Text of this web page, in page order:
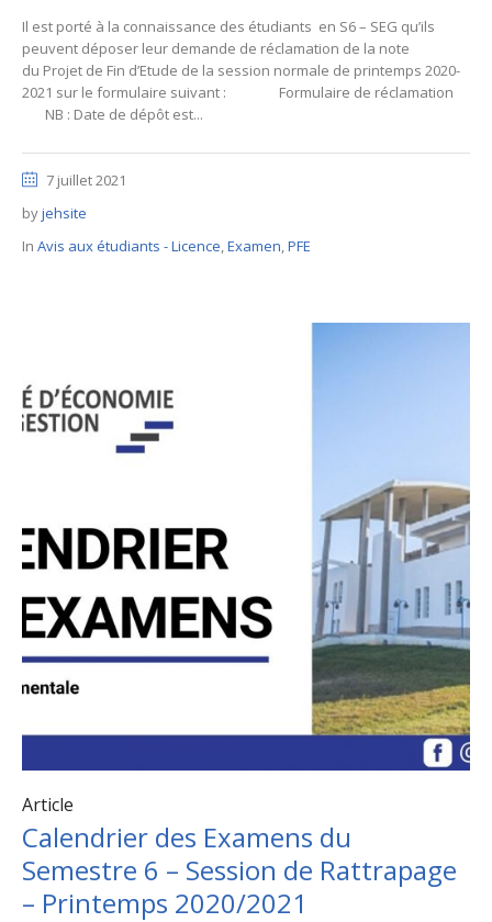
Il est porté à la connaissance des étudiants en S6 – SEG qu’ils
peuvent déposer leur demande de réclamation de la note
du Projet de Fin d’Etude de la session normale de printemps 2020-
2021 sur le formulaire suivant : Formulaire de réclamation
NB : Date de dépôt est...
7 juillet 2021
byjehsite
In Avis aux étudiants - Licence,Examen,PFE
Article
Calendrier des Examens du
Semestre 6 – Session de Rattrapage
– Printemps 2020/2021